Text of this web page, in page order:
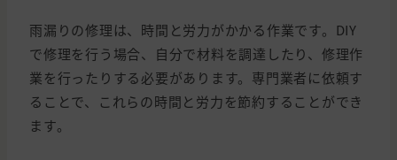
雨漏りの修理は、時間と労力がかかる作業です。DIY
で修理を行う場合、自分で材料を調達したり、修理作
業を行ったりする必要があります。専門業者に依頼す
ることで、これらの時間と労力を節約することができ
ます。